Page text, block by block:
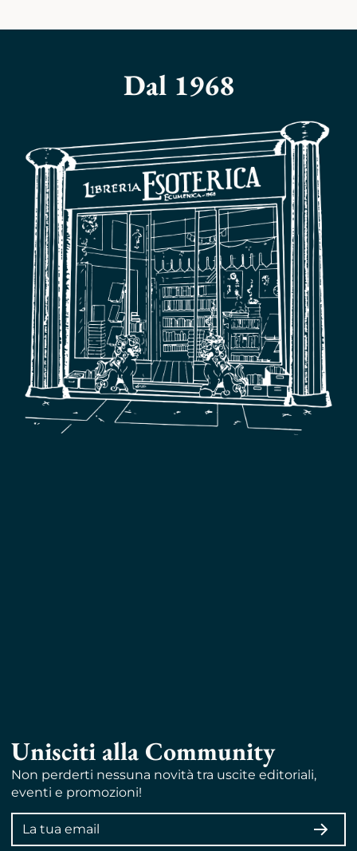
Dal 1968
Unisciti alla Community
Non perderti nessuna novità tra uscite editoriali,
eventi e promozioni!
Indirizzo
email